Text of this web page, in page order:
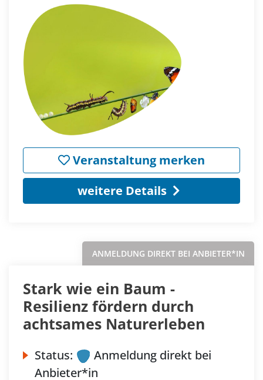
Veranstaltung merken
weitere Details
ANMELDUNG DIREKT BEI ANBIETER*IN
Stark wie ein Baum -
Resilienz fördern durch
achtsames Naturerleben
Status:
Anmeldung direkt bei
Anbieter*in